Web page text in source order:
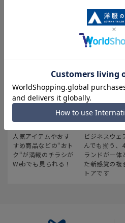
INFORMATION
最新のお買い得情報
人気アイテムやおす
すめ商品などの“おト
ク“が満載のチラシが
Webでも見られる！
スーツス
ビジネスウェ
んでも揃う、
ランドが一体
た新感覚の複
トアです